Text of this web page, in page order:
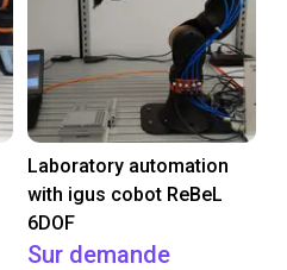
Laboratory automation
with igus cobot ReBeL
6DOF
Sur demande